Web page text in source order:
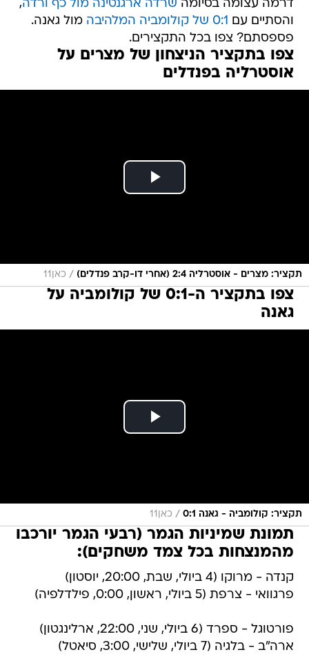
דרמה עצומה בסיומה שרדה ארגנטינה מול כף ורדה,
והסתיים עם 0:1 של קולומביה המלהיבה
מול גאנה.
פספסתם? צפו בכל התקצירים.
צפו בתקציר הניצחון של מצרים על
אוסטרליה בפנדלים
תקציר: מצרים - אוסטרליה 2:4 (אחרי דו-קרב פנדלים) / כאן11
צפו בתקציר ה-0:1 של קולומביה על
גאנה
תקציר: קולומביה - גאנה 0:1 / כאן11
תמונת שמיניות הגמר (רבעי הגמר יורכבו
מהמנצחות בכל צמד משחקים):
קנדה - מרוקו (4 ביולי, שבת, 20:00, יוסטון)
פרגוואי - צרפת (5 ביולי, ראשון, 0:00, פילדלפיה)
פורטוגל - ספרד (6 ביולי, שני, 22:00, ארלינגטון)
ארה"ב - בלגיה (7 ביולי, שלישי, 3:00, סיאטל)